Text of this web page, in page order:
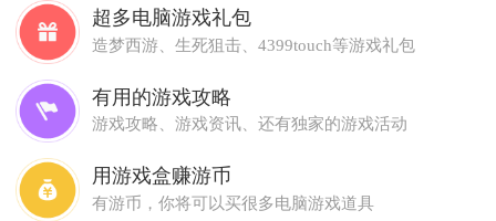
超多电脑游戏礼包
造梦西游、生死狙击、4399touch等游戏礼包
有用的游戏攻略
游戏攻略、游戏资讯、还有独家的游戏活动
用游戏盒赚游币
有游币，你将可以买很多电脑游戏道具